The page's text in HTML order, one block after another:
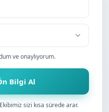
ve onaylıyorum.
Bilgi Al
sizi kısa sürede arar.